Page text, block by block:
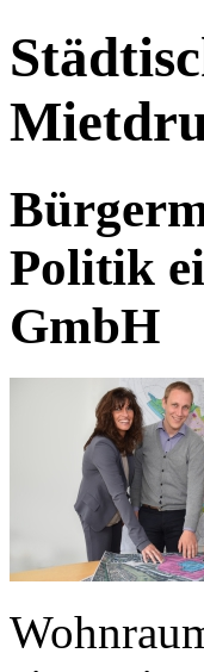
Politik
GmbH